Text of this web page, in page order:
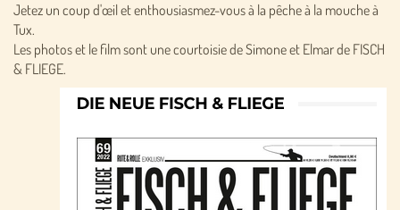
Jetez un coup d'œil et enthousiasmez-vous à la pêche à la mouche à
Tux.
Les photos et le film sont une courtoisie de Simone et Elmar de FISCH
& FLIEGE.